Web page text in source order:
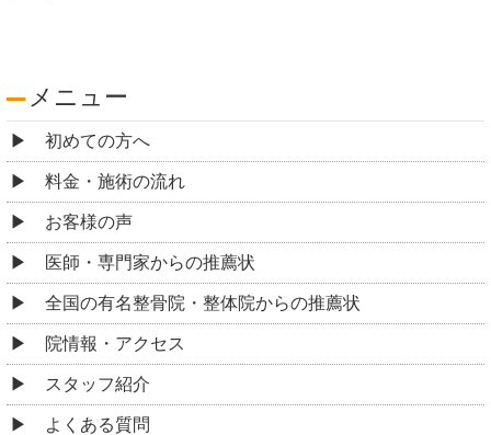
メニュー
初めての方へ
料金・施術の流れ
お客様の声
医師・専門家からの推薦状
全国の有名整骨院・整体院からの推薦状
院情報・アクセス
スタッフ紹介
よくある質問